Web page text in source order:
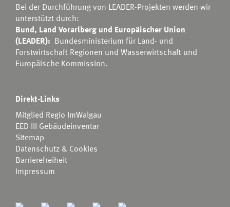
Bei der Durchführung von LEADER-Projekten werden wir
unterstützt durch:
Bund, Land Vorarlberg und Europäischer Union
(LEADER): Bundesministerium für Land- und
Forstwirtschaft Regionen und Wasserwirtschaft und
Europäische Kommission.
Direkt-Links
Mitglied Regio ImWalgau
EED III Gebäudeinventar
Sitemap
Datenschutz & Cookies
Barrierefreiheit
Impressum